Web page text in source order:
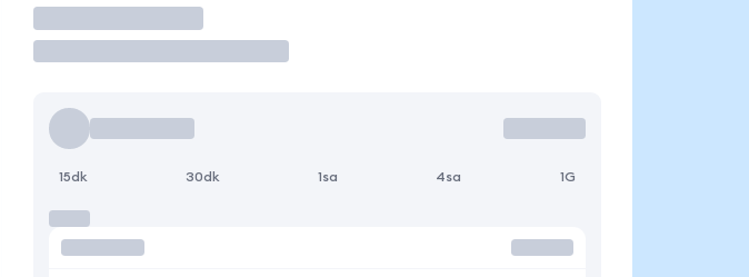
İşlem Yap
15dk 30dk 1sa 4sa 1G